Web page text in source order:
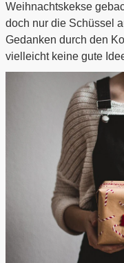
Weihnachtskekse
doch nur die Schüssel
Gedanken durch den
vielleicht keine gute